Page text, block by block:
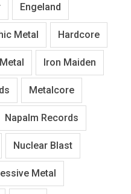
Engeland
Metal Hardcore
Iron Maiden
Metalcore
Napalm Records
Nuclear Blast
Metal